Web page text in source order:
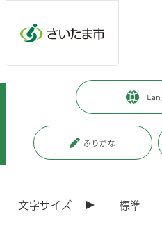
ふりがな
文字サイズ 標準
観光・スポーツ・文化
>
与野郷土資料館 高齢者施設（ディサー
み聞かせプログラムを開催します